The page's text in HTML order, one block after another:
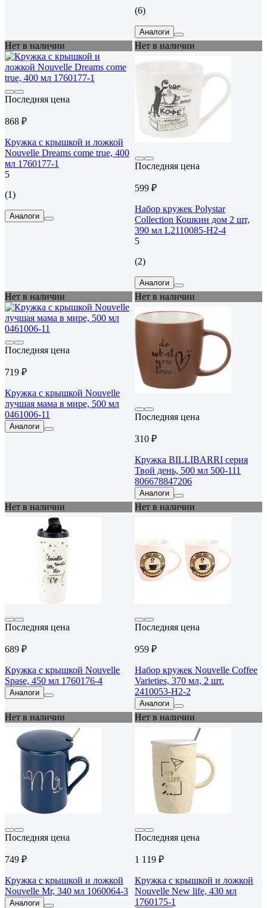
(6)
Аналоги
Нет в наличии
Последняя цена
868 ₽
Кружка с крышкой и ложкой
Nouvelle Dreams come true, 400
мл 1760177-1
5
(1)
Аналоги
Нет в наличии
Последняя цена
599 ₽
Набор кружек Polystar
Collection Кошкин дом 2 шт,
390 мл L2110085-Н2-4
5
(2)
Аналоги
Нет в наличии
Последняя цена
719 ₽
Кружка с крышкой Nouvelle
лучшая мама в мире, 500 мл
0461006-11
Аналоги
Нет в наличии
Последняя цена
310 ₽
Кружка BILLIBARRI серия
Твой день, 500 мл 500-111
806678847206
Аналоги
Нет в наличии
Последняя цена
689 ₽
Кружка с крышкой Nouvelle
Spase, 450 мл 1760176-4
Аналоги
Нет в наличии
Последняя цена
959 ₽
Набор кружек Nouvelle Coffee
Varieties, 370 мл, 2 шт.
2410053-Н2-2
Аналоги
Нет в наличии
Последняя цена
749 ₽
Кружка с крышкой и ложкой
Nouvelle Mr, 340 мл 1060064-3
Аналоги
Нет в наличии
Последняя цена
1 119 ₽
Кружка с крышкой и ложкой
Nouvelle New life, 430 мл
1760175-1